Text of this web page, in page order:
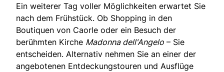
Ein weiterer Tag voller Möglichkeiten erwartet Sie
nach dem Frühstück. Ob Shopping in den
Boutiquen von Caorle oder ein Besuch der
berühmten Kirche Madonna dell'Angelo – Sie
entscheiden. Alternativ nehmen Sie an einer der
angebotenen Entdeckungstouren und Ausflüge